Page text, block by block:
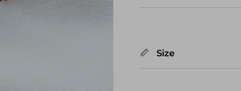
Size